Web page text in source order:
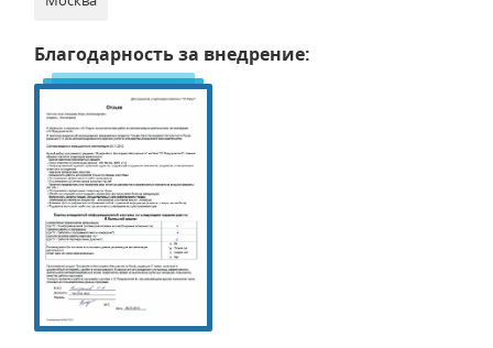
Благодарность за внедрение: